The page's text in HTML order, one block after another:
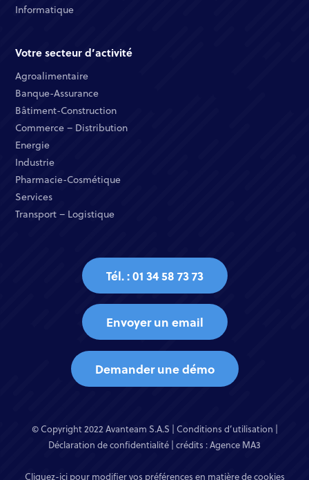
Informatique ​
Votre secteur d’activité
Agroalimentaire
Banque-Assurance​
Bâtiment-Construction
Commerce – Distribution​
Energie​
Industrie​
Pharmacie-Cosmétique​
Services​
Transport – Logistique
Tél. : 01 34 58 73 73
Envoyer un email
Demander une démo
© Copyright 2022 Avanteam S.A.S | Conditions d’utilisation |
Déclaration de confidentialité | crédits :Agence MA3
Cliquez-ici pour modifier vos préférences en matière de cookies